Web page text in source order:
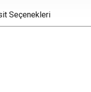
Seçenekleri